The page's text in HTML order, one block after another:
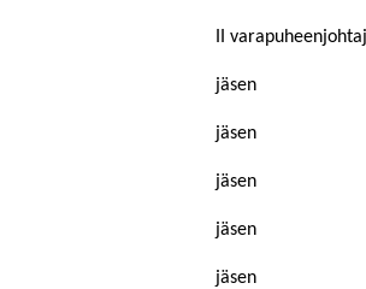
II
jäsen
jäsen
jäsen
jäsen
jäsen